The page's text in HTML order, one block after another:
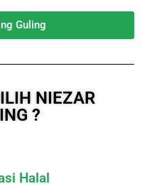
Guling
NIEZAR
?
Halal